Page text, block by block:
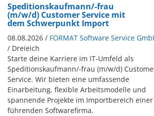
Speditionskaufmann/-frau
(m/w/d) Customer Service mit
dem Schwerpunkt Import
08.08.2026 / FORMAT Software Service
/ Dreieich
Starte deine Karriere im IT-Umfeld als
Speditionskaufmann/-frau (m/w/d)
Service. Wir bieten eine umfassende
Einarbeitung, flexible Arbeitsmodelle und
spannende Projekte im Importbereich einer
führenden Softwarefirma.